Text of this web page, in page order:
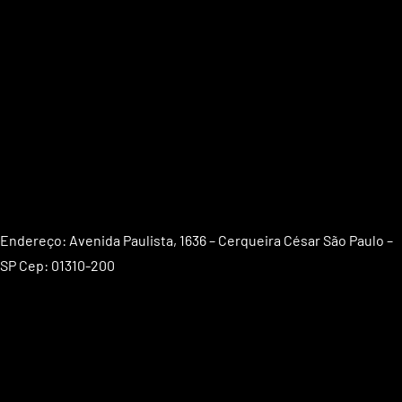
Endereço: Avenida Paulista, 1636 – Cerqueira César São Paulo –
SP Cep: 01310-200